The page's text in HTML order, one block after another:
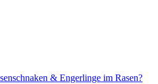
& Engerlinge im Rasen?